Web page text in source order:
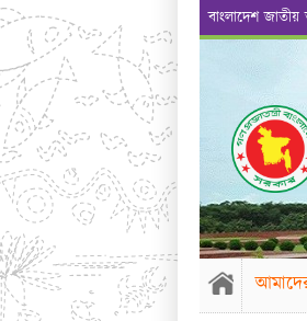
বাংলাদেশ জাতীয়